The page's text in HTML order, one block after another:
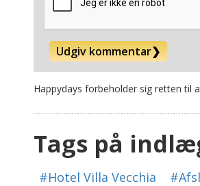
Udgiv kommentar❯
Happydays forbeholder sig retten til
Tags på
#Hotel Villa Vecchia